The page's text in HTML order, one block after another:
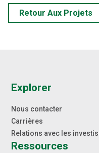
d'entraînement, un
entrepôt d'armes et
Retour Aux Projets
Explorer
Nous contacter
Carrières
Relations avec les
Ressources